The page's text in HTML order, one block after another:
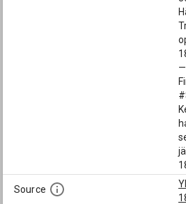
—
Source